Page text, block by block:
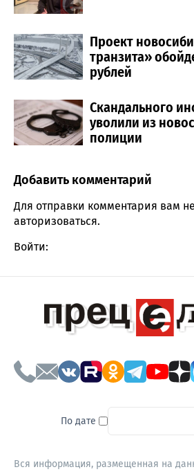
Проект
транзита»
рублей
Скандального
уволили из
полиции
Comment section
Добавить комментарий
Для отправки комментария вам
авторизоваться.
Войти:
По дате To search
Вся информация, размещенная на